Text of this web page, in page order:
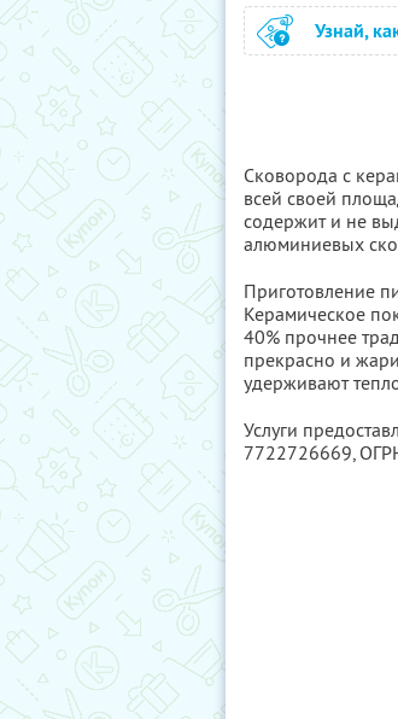
Узнай,
Сковорода с
всей своей
содержит и не
алюминиевых
Приготовление
Керамическое
40% прочнее
прекрасно и
удерживают
Услуги
7722726669,